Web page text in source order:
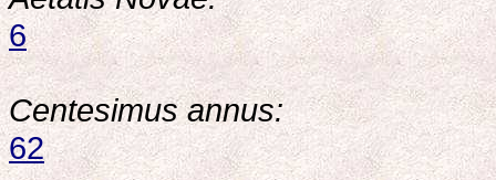
6
Centesimus annus:
62